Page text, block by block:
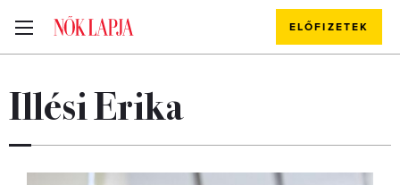
ELŐFIZETEK
Illési Erika